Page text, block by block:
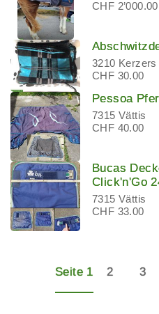
CHF 2’000.00
3210 Kerzers
CHF 30.00
Pessoa
7315 Vättis
CHF 40.00
Bucas
Click'n'Go
7315 Vättis
CHF 33.00
Seite 1 2 3